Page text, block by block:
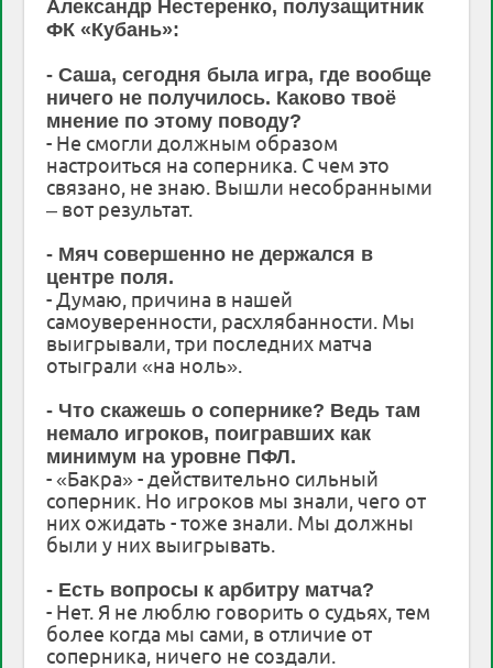
Александр Нестеренко, полузащитник
ФК «Кубань»:
- Саша, сегодня была игра, где вообще
ничего не получилось. Каково твоё
мнение по этому поводу?
- Не смогли должным образом
настроиться на соперника. С чем это
связано, не знаю. Вышли несобранными
– вот результат.
- Мяч совершенно не держался в
центре поля.
- Думаю, причина в нашей
самоуверенности, расхлябанности. Мы
выигрывали, три последних матча
отыграли «на ноль».
- Что скажешь о сопернике? Ведь там
немало игроков, поигравших как
минимум на уровне ПФЛ.
- «Бакра» - действительно сильный
соперник. Но игроков мы знали, чего от
них ожидать - тоже знали. Мы должны
были у них выигрывать.
- Есть вопросы к арбитру матча?
- Нет. Я не люблю говорить о судьях, тем
более когда мы сами, в отличие от
соперника, ничего не создали.